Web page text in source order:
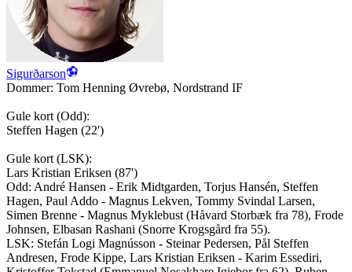
Sigurðarson
Dommer: Tom Henning Øvrebø, Nordstrand IF
Gule kort (Odd):
Steffen Hagen (22')
Gule kort (LSK):
Lars Kristian Eriksen (87')
Odd: André Hansen - Erik Midtgarden, Torjus Hansén, Steffen
Hagen, Paul Addo - Magnus Lekven, Tommy Svindal Larsen,
Simen Brenne - Magnus Myklebust (Håvard Storbæk fra 78), Frode
Johnsen, Elbasan Rashani (Snorre Krogsgård fra 55).
LSK: Stefán Logi Magnússon - Steinar Pedersen, Pål Steffen
Andresen, Frode Kippe, Lars Kristian Eriksen - Karim Essediri,